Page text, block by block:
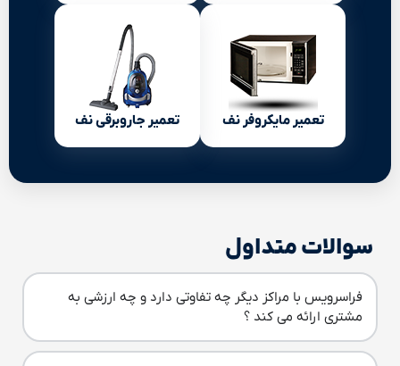
تعمیر مایکروفر نف تعمیر جاروبرقی نف
سوالات متداول
فراسرویس با مراکز دیگر چه تفاوتی دارد و چه ارزشی به
مشتری ارائه می کند ؟